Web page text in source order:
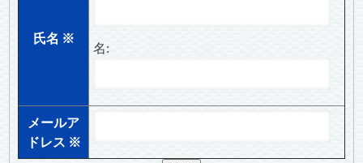
氏名 ※
名:
メールア
ドレス ※